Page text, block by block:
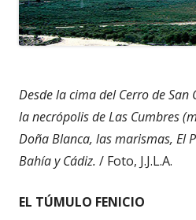
Desde la cima del Cerro de
la necrópolis de Las Cumbres
Doña Blanca, las marismas, El
Bahía y Cádiz. / Foto, J.J.L.A.
EL TÚMULO FENICIO